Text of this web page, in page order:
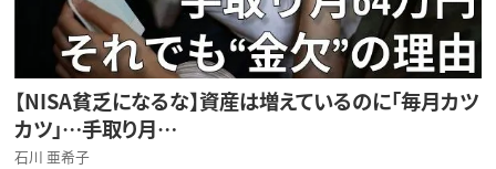
【NISA貧乏になるな】資産は増えているのに「毎月カツ
カツ」…手取り月…
石川 亜希子